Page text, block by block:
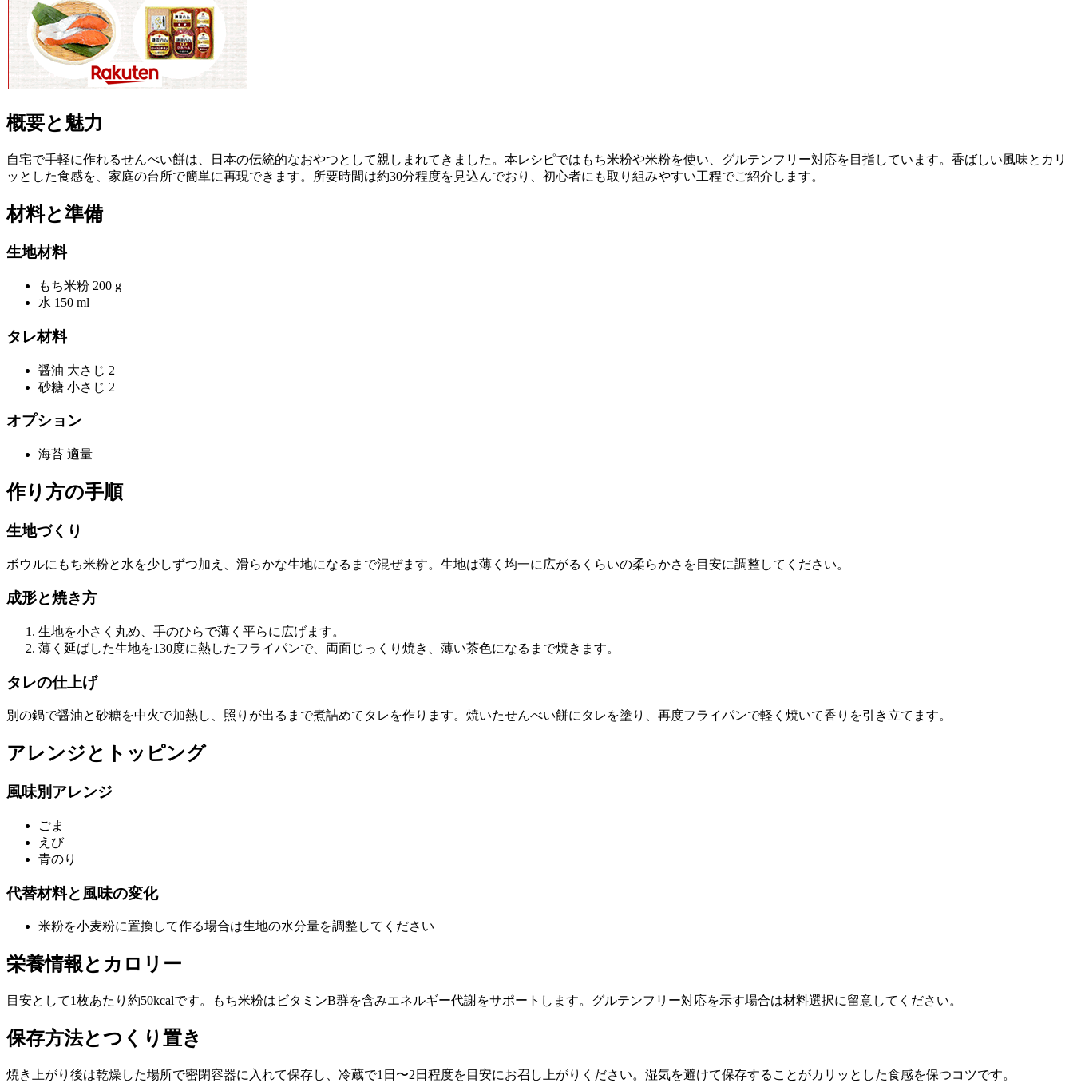
概要と魅力
自宅で手軽に作れるせんべい餅は、日本の伝統的なおやつとして親しまれてきました。本レシピではもち米粉や米粉を使い、グルテンフリー対応を目指しています。香ばしい風味とカリ
ッとした食感を、家庭の台所で簡単に再現できます。所要時間は約30分程度を見込んでおり、初心者にも取り組みやすい工程でご紹介します。
材料と準備
生地材料
もち米粉 200 g
水 150 ml
タレ材料
醤油 大さじ 2
砂糖 小さじ 2
オプション
海苔 適量
作り方の手順
生地づくり
ボウルにもち米粉と水を少しずつ加え、滑らかな生地になるまで混ぜます。生地は薄く均一に広がるくらいの柔らかさを目安に調整してください。
成形と焼き方
生地を小さく丸め、手のひらで薄く平らに広げます。
薄く延ばした生地を130度に熱したフライパンで、両面じっくり焼き、薄い茶色になるまで焼きます。
タレの仕上げ
別の鍋で醤油と砂糖を中火で加熱し、照りが出るまで煮詰めてタレを作ります。焼いたせんべい餅にタレを塗り、再度フライパンで軽く焼いて香りを引き立てます。
アレンジとトッピング
風味別アレンジ
ごま
えび
青のり
代替材料と風味の変化
米粉を小麦粉に置換して作る場合は生地の水分量を調整してください
栄養情報とカロリー
目安として1枚あたり約50kcalです。もち米粉はビタミンB群を含みエネルギー代謝をサポートします。グルテンフリー対応を示す場合は材料選択に留意してください。
保存方法とつくり置き
焼き上がり後は乾燥した場所で密閉容器に入れて保存し、冷蔵で1日〜2日程度を目安にお召し上がりください。湿気を避けて保存することがカリッとした食感を保つコツです。